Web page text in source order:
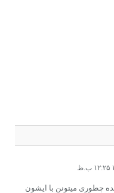
چطوری میتونن با ایشون